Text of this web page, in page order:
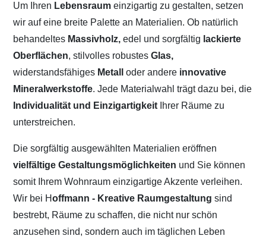
Um Ihren Lebensraumeinzigartig zu gestalten, setzen
wir auf eine breite Palette an Materialien. Ob natürlich
behandeltes Massivholz, edel und sorgfältig lackierte
Oberflächen, stilvolles robustesGlas,
widerstandsfähiges Metalloder andere innovative
Mineralwerkstoffe. Jede Materialwahl trägt dazu bei, die
Individualität und Einzigartigkeit Ihrer Räume zu
unterstreichen.
Die sorgfältig ausgewählten Materialien eröffnen
vielfältige Gestaltungsmöglichkeiten und Sie können
somit Ihrem Wohnraum einzigartige Akzente verleihen.
Wir bei Hoffmann - Kreative Raumgestaltung sind
bestrebt, Räume zu schaffen, die nicht nur schön
anzusehen sind, sondern auch im täglichen Leben